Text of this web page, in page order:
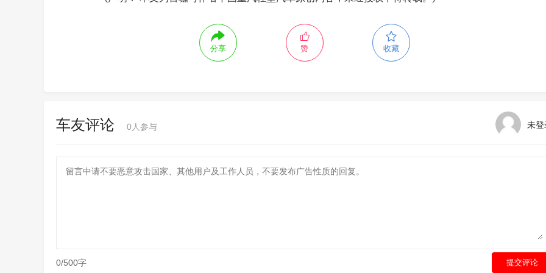
分享 赞 收藏
未登
车友评论 0 人参与
0/500字 提交评论